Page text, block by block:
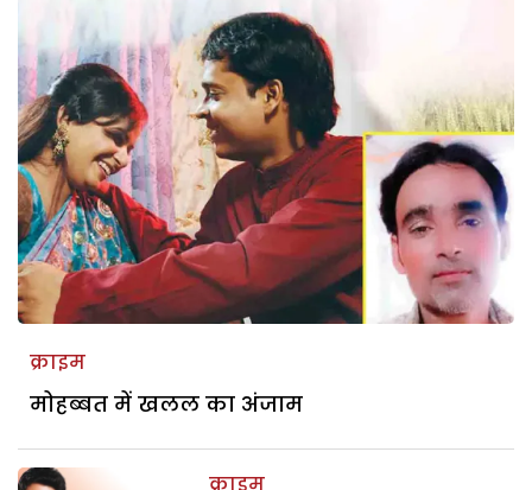
क्राइम
मोहब्बत में खलल का अंजाम
क्राइम